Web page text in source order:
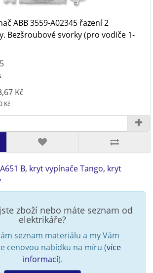
ABB 3559-A02345 řazení 2
Bezšroubové svorky (pro vodiče 1-
Kč
Kč
B, kryt vypínače Tango, kryt
zboží nebo máte seznam od
elektrikáře?
seznam materiálu a my Vám
cenovou nabídku na míru (více
informací).